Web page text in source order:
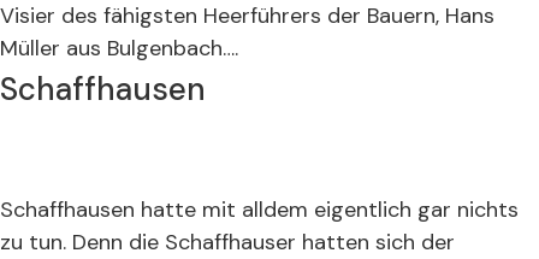
Visier des fähigsten Heerführers der Bauern, Hans
Müller aus Bulgenbach….
Schaffhausen
Schaffhausen hatte mit alldem eigentlich gar nichts
zu tun. Denn die Schaffhauser hatten sich der